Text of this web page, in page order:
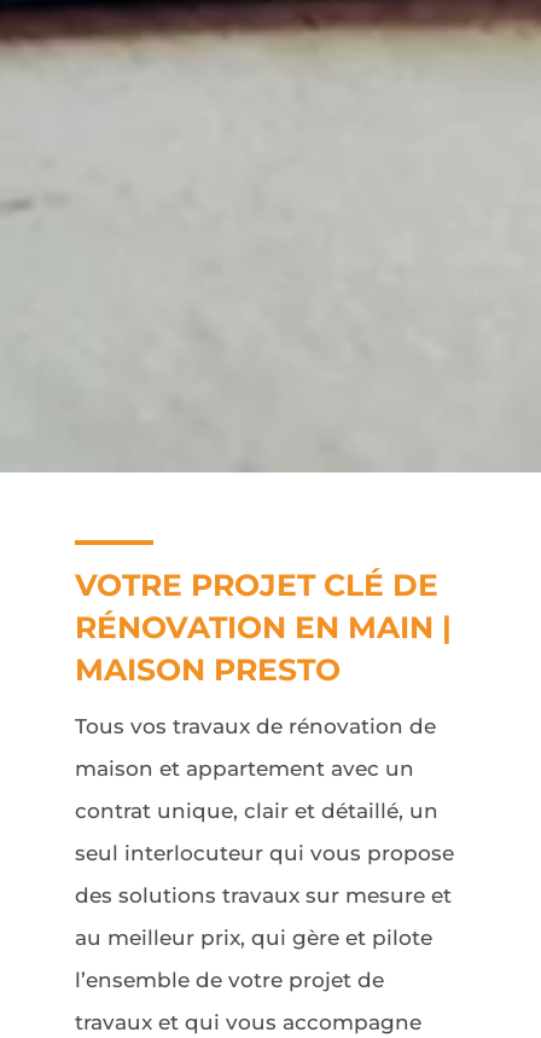
VOTRE PROJET CLÉ DE
RÉNOVATION EN MAIN |
MAISON PRESTO
Tous vos travaux de rénovation de
maison et appartement avec un
contrat unique, clair et détaillé, un
seul interlocuteur qui vous propose
des solutions travaux sur mesure et
au meilleur prix, qui gère et pilote
l’ensemble de votre projet de
travaux et qui vous accompagne